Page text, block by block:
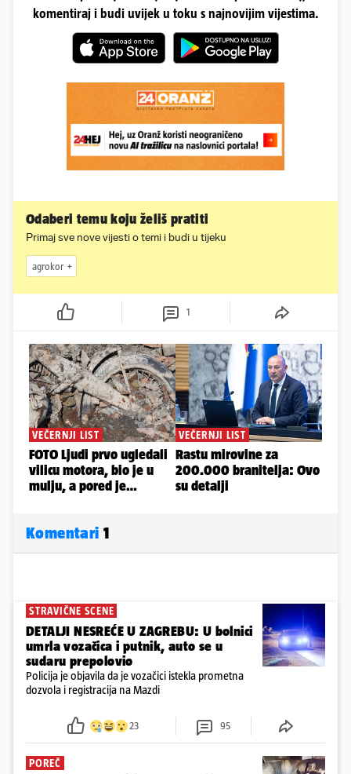
komentiraj i budi uvijek u toku s najnovijim vijestima.
Odaberi temu koju želiš pratiti
Primaj sve nove vijesti o temi i budi u tijeku
agrokor
1
Komentari 1
STRAVIČNE SCENE
DETALJI NESREĆE U ZAGREBU: U bolnici
umrla vozačica i putnik, auto se u
sudaru prepolovio
Policija je objavila da je vozačici istekla prometna
dozvola i registracija na Mazdi
23 95
POREČ